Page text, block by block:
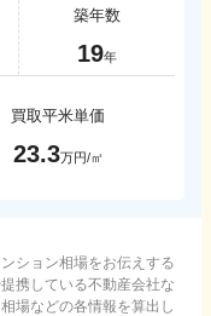
築年数
19年
買取平米単価
23.3万円/㎡
ション相場をお伝えする
提携している不動産会社な
場などの各情報を算出し